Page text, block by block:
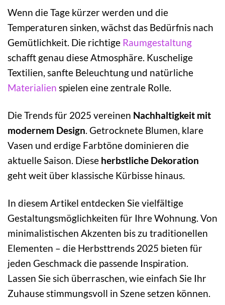
Wenn die Tage kürzer werden und die
Temperaturen sinken, wächst das Bedürfnis nach
Gemütlichkeit. Die richtige Raumgestaltung
schafft genau diese Atmosphäre. Kuschelige
Textilien, sanfte Beleuchtung und natürliche
Materialien spielen eine zentrale Rolle.
Die Trends für 2025 vereinen Nachhaltigkeit mit
modernem Design. Getrocknete Blumen, klare
Vasen und erdige Farbtöne dominieren die
aktuelle Saison. Diese herbstliche Dekoration
geht weit über klassische Kürbisse hinaus.
In diesem Artikel entdecken Sie vielfältige
Gestaltungsmöglichkeiten für Ihre Wohnung. Von
minimalistischen Akzenten bis zu traditionellen
Elementen – die Herbsttrends 2025 bieten für
jeden Geschmack die passende Inspiration.
Lassen Sie sich überraschen, wie einfach Sie Ihr
Zuhause stimmungsvoll in Szene setzen können.